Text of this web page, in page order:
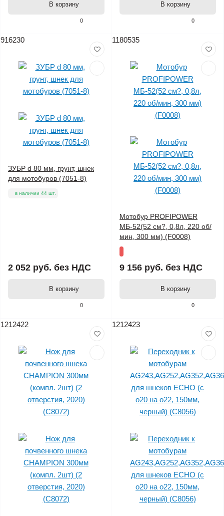
0
В корзину
0
В корзину
916230
0
ЗУБР d 80 мм, грунт, шнек
для мотобуров (7051-8)
в наличии 44 шт.
2 052 руб. без НДС
В корзину
1180535
0
Мотобур PROFIPOWER
МБ-52(52 см?, 0,8л, 220 об/
мин, 300 мм) (F0008)
9 156 руб. без НДС
В корзину
1212422 1212423